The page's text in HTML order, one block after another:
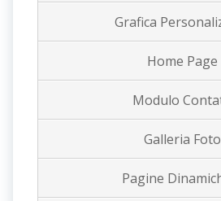
Grafica
Home Page
Modulo
Galleria Foto
Pagine